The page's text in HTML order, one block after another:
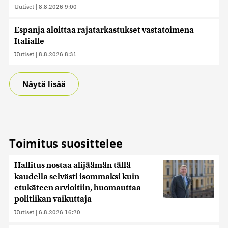
Uutiset | 8.8.2026 9:00
Espanja aloittaa rajatarkastukset vastatoimena
Italialle
Uutiset | 8.8.2026 8:31
Näytä lisää
Toimitus suosittelee
Hallitus nostaa alijäämän tällä
kaudella selvästi isommaksi kuin
etukäteen arvioitiin, huomauttaa
politiikan vaikuttaja
Uutiset | 6.8.2026 16:20